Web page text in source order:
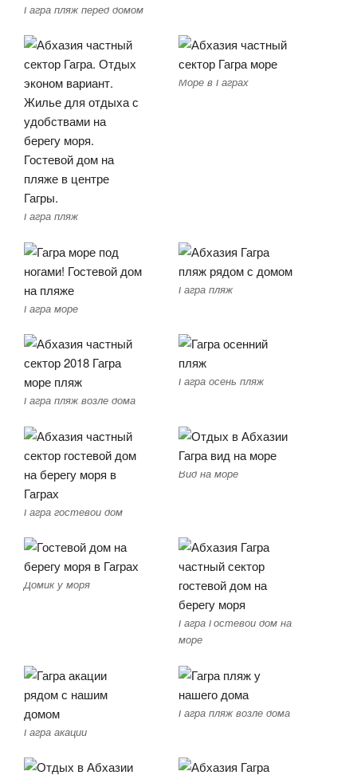
Гагра пляж перед домом
Гагра пляж
Море в Гаграх
Гагра море
Гагра пляж
Гагра пляж возле дома
Гагра осень пляж
Гагра гостевой дом
Вид на море
Домик у моря
Гагра Гостевой дом на
море
Гагра акации
Гагра пляж возле дома